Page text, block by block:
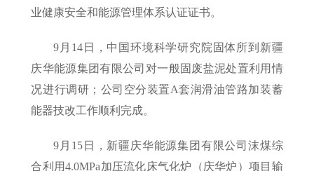
业健康安全和能源管理体系认证证书。
9月14日，中国环境科学研究院固体所到新疆
庆华能源集团有限公司对一般固废盐泥处置利用情
况进行调研；公司空分装置A套润滑油管路加装蓄
能器技改工作顺利完成。
9月15日，新疆庆华能源集团有限公司沫煤综
合利用4.0MPa加压流化床气化炉（庆华炉）项目输